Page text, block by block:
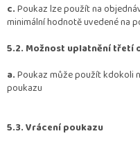
c.Poukaz lze použít na
minimální hodnotě uvedené na
5.2. Možnost uplatnění třetí
a.Poukaz může použít kdokoli
poukazu
5.3. Vrácení poukazu